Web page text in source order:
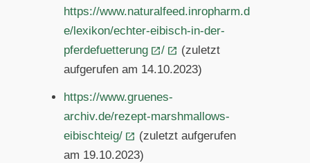
https://www.naturalfeed.inropharm.d
e/lexikon/echter-eibisch-in-der-
pferdefuetterung
/
(zuletzt
aufgerufen am 14.10.2023)
https://www.gruenes-
archiv.de/rezept-marshmallows-
eibischteig/
(zuletzt aufgerufen
am 19.10.2023)